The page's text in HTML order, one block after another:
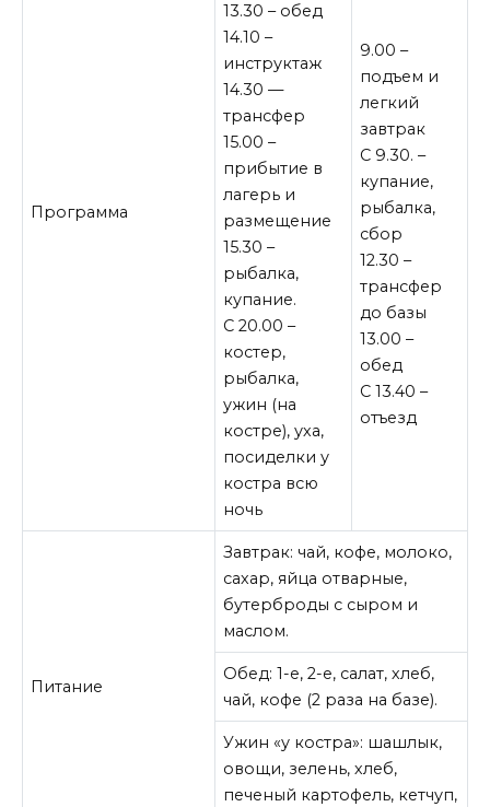
Программа
13.30 – обед
14.10 –
инструктаж
14.30 —
трансфер
15.00 –
прибытие в
лагерь и
размещение
15.30 –
рыбалка,
купание.
С 20.00 –
костер,
рыбалка,
ужин (на
костре), уха,
посиделки у
костра всю
ночь
9.00 –
подъем и
легкий
завтрак
С 9.30. –
купание,
рыбалка,
сбор
12.30 –
трансфер
до базы
13.00 –
обед
С 13.40 –
отъезд
Питание
Завтрак: чай, кофе, молоко,
сахар, яйца отварные,
бутерброды с сыром и
маслом.
Обед: 1-е, 2-е, салат, хлеб,
чай, кофе (2 раза на базе).
Ужин «у костра»: шашлык,
овощи, зелень, хлеб,
печеный картофель, кетчуп,